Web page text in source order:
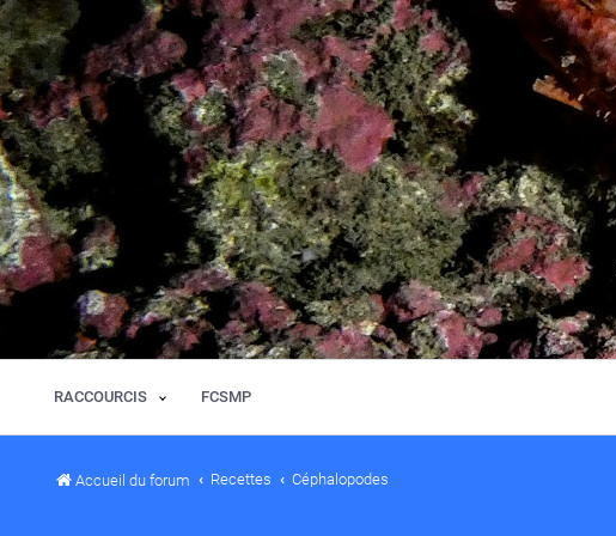
RACCOURCIS FCSMP
Accueil du forum Recettes Céphalopodes